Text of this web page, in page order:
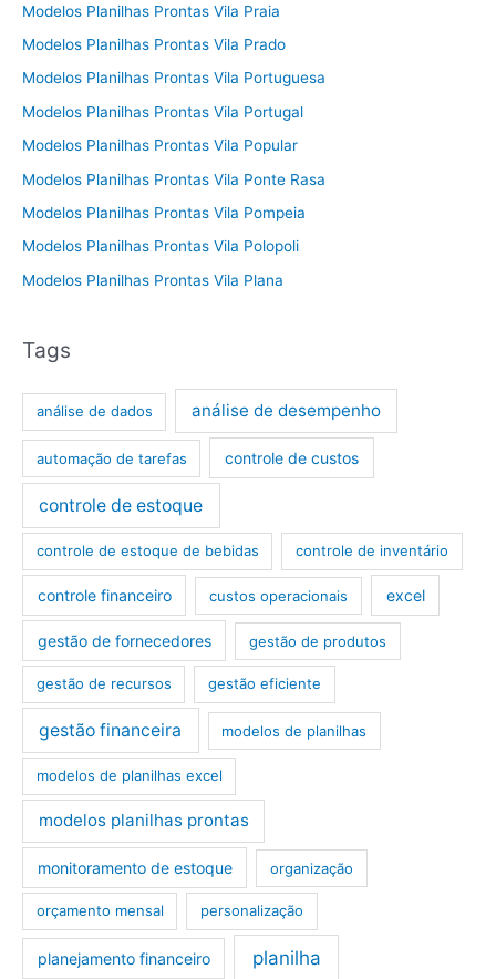
Modelos Planilhas Prontas Vila Praia
Modelos Planilhas Prontas Vila Prado
Modelos Planilhas Prontas Vila Portuguesa
Modelos Planilhas Prontas Vila Portugal
Modelos Planilhas Prontas Vila Popular
Modelos Planilhas Prontas Vila Ponte Rasa
Modelos Planilhas Prontas Vila Pompeia
Modelos Planilhas Prontas Vila Polopoli
Modelos Planilhas Prontas Vila Plana
Tags
análise de dados análise de desempenho
automação de tarefas controle de custos
controle de estoque
controle de estoque de bebidas controle de inventário
controle financeiro custos operacionais excel
gestão de fornecedores gestão de produtos
gestão de recursos gestão eficiente
gestão financeira modelos de planilhas
modelos de planilhas excel
modelos planilhas prontas
monitoramento de estoque organização
orçamento mensal personalização
planejamento financeiro planilha